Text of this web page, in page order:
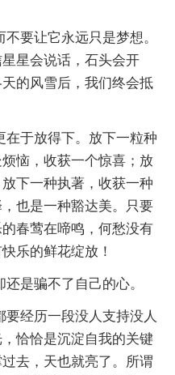
要让它永远只是梦想。
星会说话，石头会开
的风雪后，我们终会抵
于放得下。放下一粒种
恼，收获一个惊喜；放
下一种执著，收获一种
也是一种豁达美。只要
春莺在啼鸣，何愁没有
乐的鲜花绽放！
是骗不了自己的心。
经历一段没人支持没人
恰恰是沉淀自我的关键
去，天也就亮了。所谓